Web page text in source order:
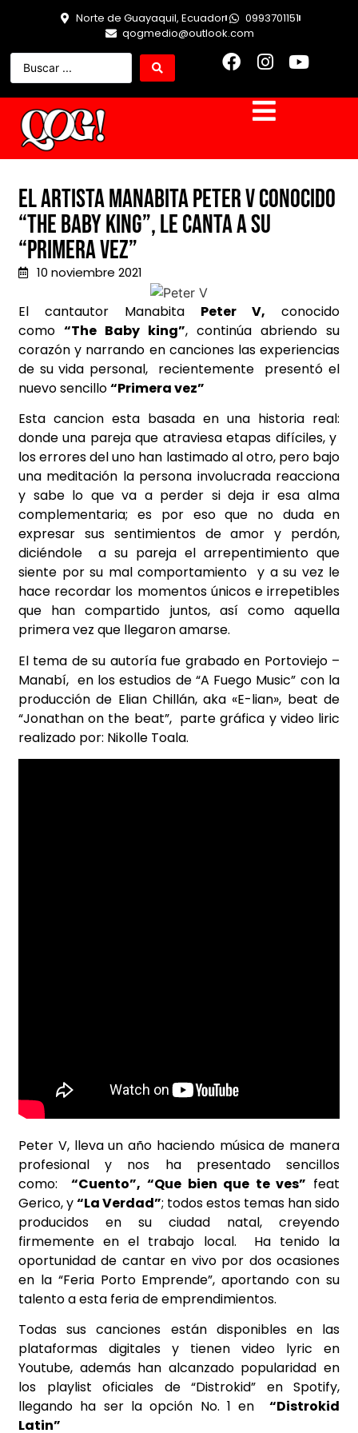
Norte de Guayaquil, Ecuador
0993701151
qogmedio@outlook.com
El artista manabita Peter V conocido
“The baby King”, le canta a su
“Primera Vez”
10 noviembre 2021
El cantautor Manabita Peter V, conocido
como “The Baby king”, continúa abriendo su
corazón y narrando en canciones las experiencias
de su vida personal, recientemente presentó el
nuevo sencillo“Primera vez”
Esta cancion esta basada en una historia real:
donde una pareja que atraviesa etapas difíciles, y
los errores del uno han lastimado al otro, pero bajo
una meditación la persona involucrada reacciona
y sabe lo que va a perder si deja ir esa alma
complementaria; es por eso que no duda en
expresar sus sentimientos de amor y perdón,
diciéndole a su pareja el arrepentimiento que
siente por su mal comportamiento y a su vez le
hace recordar los momentos únicos e irrepetibles
que han compartido juntos, así como aquella
primera vez que llegaron amarse.
El tema de su autoría fue grabado en Portoviejo –
Manabí, en los estudios de “A Fuego Music” con la
producción de Elian Chillán, aka «E-lian», beat de
“Jonathan on the beat”, parte gráfica y video liric
realizado por: Nikolle Toala.
Peter V, lleva un año haciendo música de manera
profesional y nos ha presentado sencillos
como:“Cuento”, “Que bien que te ves” feat
Gerico, y“La Verdad”; todos estos temas han sido
producidos en su ciudad natal, creyendo
firmemente en el trabajo local. Ha tenido la
oportunidad de cantar en vivo por dos ocasiones
en la “Feria Porto Emprende”, aportando con su
talento a esta feria de emprendimientos.
Todas sus canciones están disponibles en las
plataformas digitales y tienen video lyric en
Youtube, además han alcanzado popularidad en
los playlist oficiales de “Distrokid” en Spotify,
llegando ha ser la opción No. 1 en “Distrokid
Latin”